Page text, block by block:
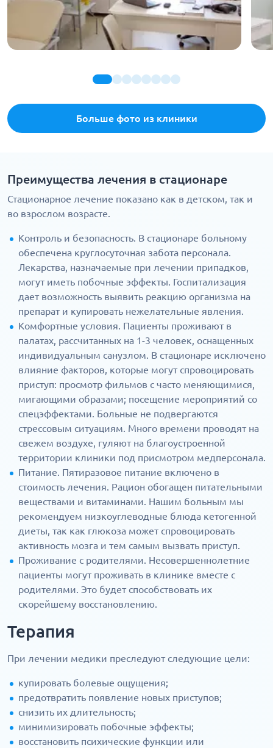
Больше фото из клиники
Преимущества лечения в стационаре
Стационарное лечение показано как в детском, так и
во взрослом возрасте.
Контроль и безопасность. В стационаре больному
обеспечена круглосуточная забота персонала.
Лекарства, назначаемые при лечении припадков,
могут иметь побочные эффекты. Госпитализация
дает возможность выявить реакцию организма на
препарат и купировать нежелательные явления.
Комфортные условия. Пациенты проживают в
палатах, рассчитанных на 1-3 человек, оснащенных
индивидуальным санузлом. В стационаре исключено
влияние факторов, которые могут спровоцировать
приступ: просмотр фильмов с часто меняющимися,
мигающими образами; посещение мероприятий со
спецэффектами. Больные не подвергаются
стрессовым ситуациям. Много времени проводят на
свежем воздухе, гуляют на благоустроенной
территории клиники под присмотром медперсонала.
Питание. Пятиразовое питание включено в
стоимость лечения. Рацион обогащен питательными
веществами и витаминами. Нашим больным мы
рекомендуем низкоуглеводные блюда кетогенной
диеты, так как глюкоза может спровоцировать
активность мозга и тем самым вызвать приступ.
Проживание с родителями. Несовершеннолетние
пациенты могут проживать в клинике вместе с
родителями. Это будет способствовать их
скорейшему восстановлению.
Терапия
При лечении медики преследуют следующие цели:
купировать болевые ощущения;
предотвратить появление новых приступов;
снизить их длительность;
минимизировать побочные эффекты;
восстановить психические функции или